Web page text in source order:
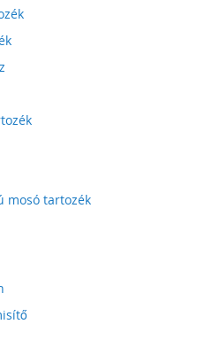
mosó tartozék